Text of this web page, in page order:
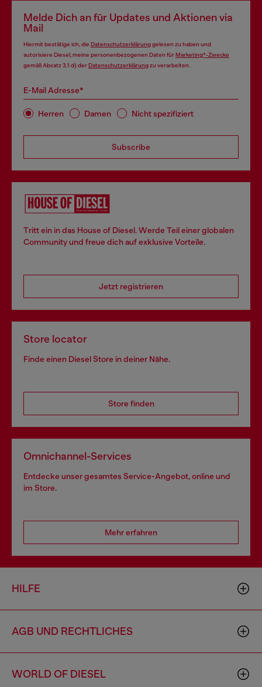
Melde Dich an für Updates und Aktionen via
Mail
Hiermit bestätige ich, die Datenschutzerklärunggelesen zu haben und
autorisiere Diesel, meine personenbezogenen Daten fürMarketing*-Zwecke
gemäß Absatz 3.1 d) derDatenschutzerklärungzu verarbeiten.
E-Mail Adresse*
Herren Damen Nicht spezifiziert
Subscribe
Tritt ein in das House of Diesel. Werde Teil einer globalen
Community und freue dich auf exklusive Vorteile.
Jetzt registrieren
Store locator
Finde einen Diesel Store in deiner Nähe.
Store finden
Omnichannel-Services
Entdecke unser gesamtes Service-Angebot, online und
im Store.
Mehr erfahren
HILFE
AGB UND RECHTLICHES
WORLD OF DIESEL